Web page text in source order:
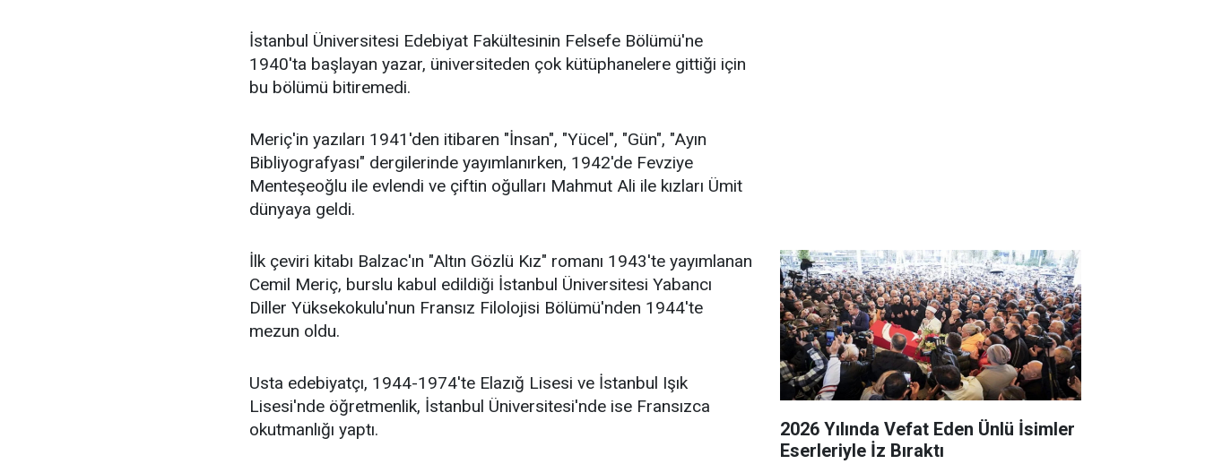
İstanbul Üniversitesi Edebiyat Fakültesinin Felsefe Bölümü'ne
1940'ta başlayan yazar, üniversiteden çok kütüphanelere gittiği için
bu bölümü bitiremedi.
Meriç'in yazıları 1941'den itibaren "İnsan", "Yücel", "Gün", "Ayın
Bibliyografyası" dergilerinde yayımlanırken, 1942'de Fevziye
Menteşeoğlu ile evlendi ve çiftin oğulları Mahmut Ali ile kızları Ümit
dünyaya geldi.
İlk çeviri kitabı Balzac'ın "Altın Gözlü Kız" romanı 1943'te yayımlanan
Cemil Meriç, burslu kabul edildiği İstanbul Üniversitesi Yabancı
Diller Yüksekokulu'nun Fransız Filolojisi Bölümü'nden 1944'te
mezun oldu.
Usta edebiyatçı, 1944-1974'te Elazığ Lisesi ve İstanbul Işık
Lisesi'nde öğretmenlik, İstanbul Üniversitesi'nde ise Fransızca
okutmanlığı yaptı.
2026 Yılında Vefat Eden Ünlü İsimler
Eserleriyle İz Bıraktı